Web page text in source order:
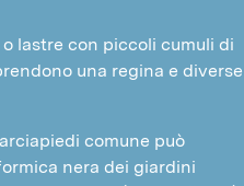
lastre con piccoli cumuli di
una regina e diverse
comune può
nera dei giardini